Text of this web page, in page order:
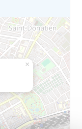
×